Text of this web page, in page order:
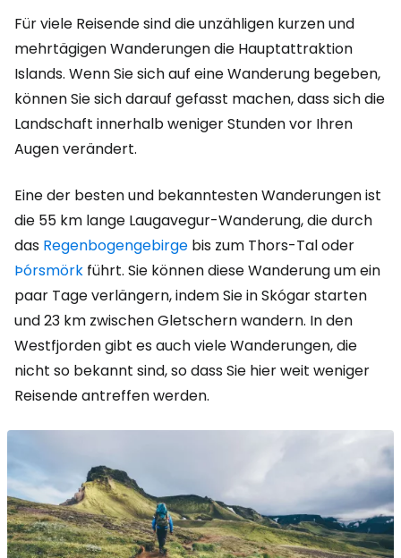
Für viele Reisende sind die unzähligen kurzen und
mehrtägigen Wanderungen die Hauptattraktion
Islands. Wenn Sie sich auf eine Wanderung begeben,
können Sie sich darauf gefasst machen, dass sich die
Landschaft innerhalb weniger Stunden vor Ihren
Augen verändert.
Eine der besten und bekanntesten Wanderungen ist
die 55 km lange Laugavegur-Wanderung, die durch
das Regenbogengebirge bis zum Thors-Tal oder
Þórsmörk führt. Sie können diese Wanderung um ein
paar Tage verlängern, indem Sie in Skógar starten
und 23 km zwischen Gletschern wandern. In den
Westfjorden gibt es auch viele Wanderungen, die
nicht so bekannt sind, so dass Sie hier weit weniger
Reisende antreffen werden.